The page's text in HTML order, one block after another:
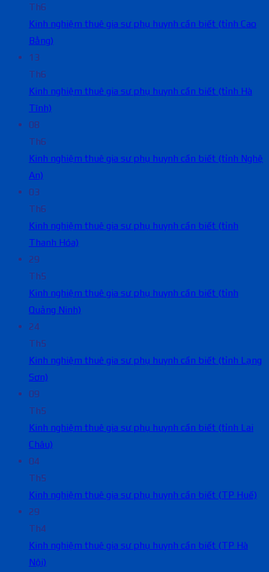
Th6
Kinh nghiệm thuê gia sư phụ huynh cần biết (tỉnh Cao
Bằng)
13
Th6
Kinh nghiệm thuê gia sư phụ huynh cần biết (tỉnh Hà
Tĩnh)
08
Th6
Kinh nghiệm thuê gia sư phụ huynh cần biết (tỉnh Nghệ
An)
03
Th6
Kinh nghiệm thuê gia sư phụ huynh cần biết (tỉnh
Thanh Hóa)
29
Th5
Kinh nghiệm thuê gia sư phụ huynh cần biết (tỉnh
Quảng Ninh)
24
Th5
Kinh nghiệm thuê gia sư phụ huynh cần biết (tỉnh Lạng
Sơn)
09
Th5
Kinh nghiệm thuê gia sư phụ huynh cần biết (tỉnh Lai
Châu)
04
Th5
Kinh nghiệm thuê gia sư phụ huynh cần biết (TP Huế)
29
Th4
Kinh nghiệm thuê gia sư phụ huynh cần biết (TP Hà
Nội)